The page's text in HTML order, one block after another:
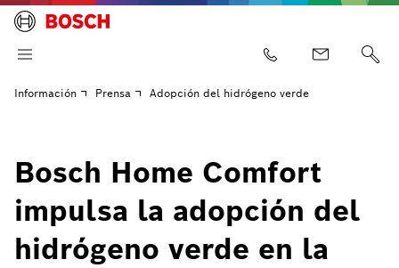
Información Prensa Adopción del hidrógeno verde
Bosch Home Comfort
impulsa la adopción del
hidrógeno verde en la